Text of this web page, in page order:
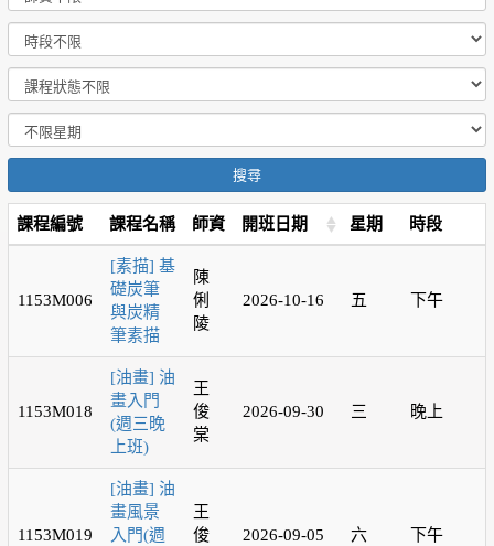
搜尋
課程編號 課程名稱 師資 開班日期 星期 時段
1153M006
[素描] 基
礎炭筆
與炭精
筆素描
陳
俐
陵
2026-10-16 五 下午
1153M018
[油畫] 油
畫入門
(週三晚
上班)
王
俊
棠
2026-09-30 三 晚上
1153M019
[油畫] 油
畫風景
入門(週
王
俊
2026-09-05 六 下午